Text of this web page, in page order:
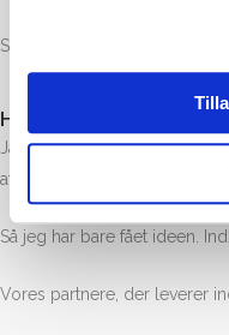
Så: Forestil dig en ultra-
HVORFOR LAVER JEG
Jamen det gør jeg heller
at lade ligge.
Så jeg har bare fået ideen.
Vores partnere, der leverer